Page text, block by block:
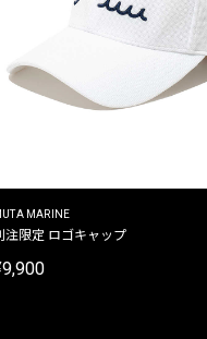
MARINE
注限定 ロゴキャップ